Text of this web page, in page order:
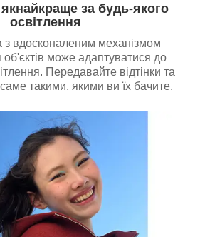
за будь-якого
освітлення
вдосконаленим механізмом
об'єктів може адаптуватися до
Передавайте відтінки та
такими, якими ви їх бачите.